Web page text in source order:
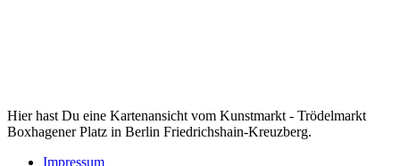
Hier hast Du eine Kartenansicht vom Kunstmarkt - Trödelmarkt
Boxhagener Platz in Berlin Friedrichshain-Kreuzberg.
Impressum